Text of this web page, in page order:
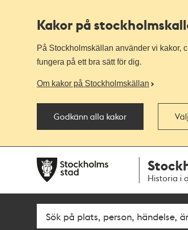
Kakor på
På Stockholmskällan använder vi kakor,
fungera på ett bra sätt för dig.
Om kakor på Stockholmskällan
Godkänn alla kakor
navigationen
huvudinnehållet
Historia i
Fritextsök